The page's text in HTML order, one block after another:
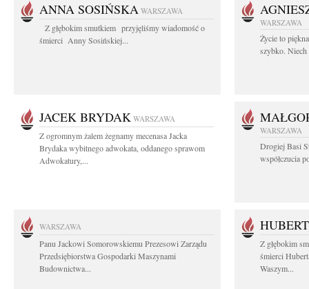
ANNA SOSIŃSKA WARSZAWA
Z głębokim smutkiem przyjęliśmy wiadomość o
śmierci Anny Sosińskiej...
WARSZAWA
Życie to
szybko. Niech
JACEK BRYDAK WARSZAWA
Z ogromnym żalem żegnamy mecenasa Jacka
Brydaka wybitnego adwokata, oddanego sprawom
Adwokatury,...
WARSZAWA
Drogiej Basi
współczucia
WARSZAWA
Panu Jackowi Somorowskiemu Prezesowi Zarządu
Przedsiębiorstwa Gospodarki Maszynami
Budownictwa...
Z głębokim
śmierci
Waszym...